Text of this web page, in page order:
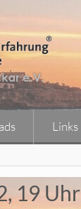
Links
19 Uhr